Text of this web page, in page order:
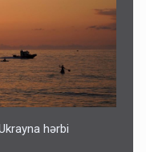
hərbi